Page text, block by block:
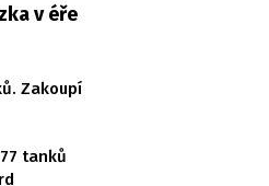
v éře
Zakoupí
tanků